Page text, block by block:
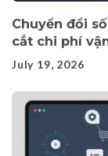
Chuyển đổi
cắt chi phí
July 19, 2026